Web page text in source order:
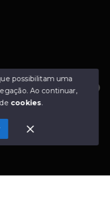
para te ajudar.
∴ Corretor de Imóveis
Avaliador CNAI 37357
possibilitam uma
Ao continuar,
cookies.